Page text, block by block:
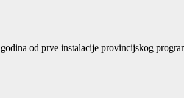
od prve instalacije provincijskog